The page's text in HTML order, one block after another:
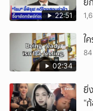
22:51
02:34
ใ
ยิ่
“